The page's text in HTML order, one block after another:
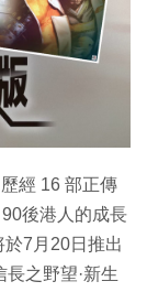
經 16 部正傳
後港人的成長
7月20日推出
長之野望·新生